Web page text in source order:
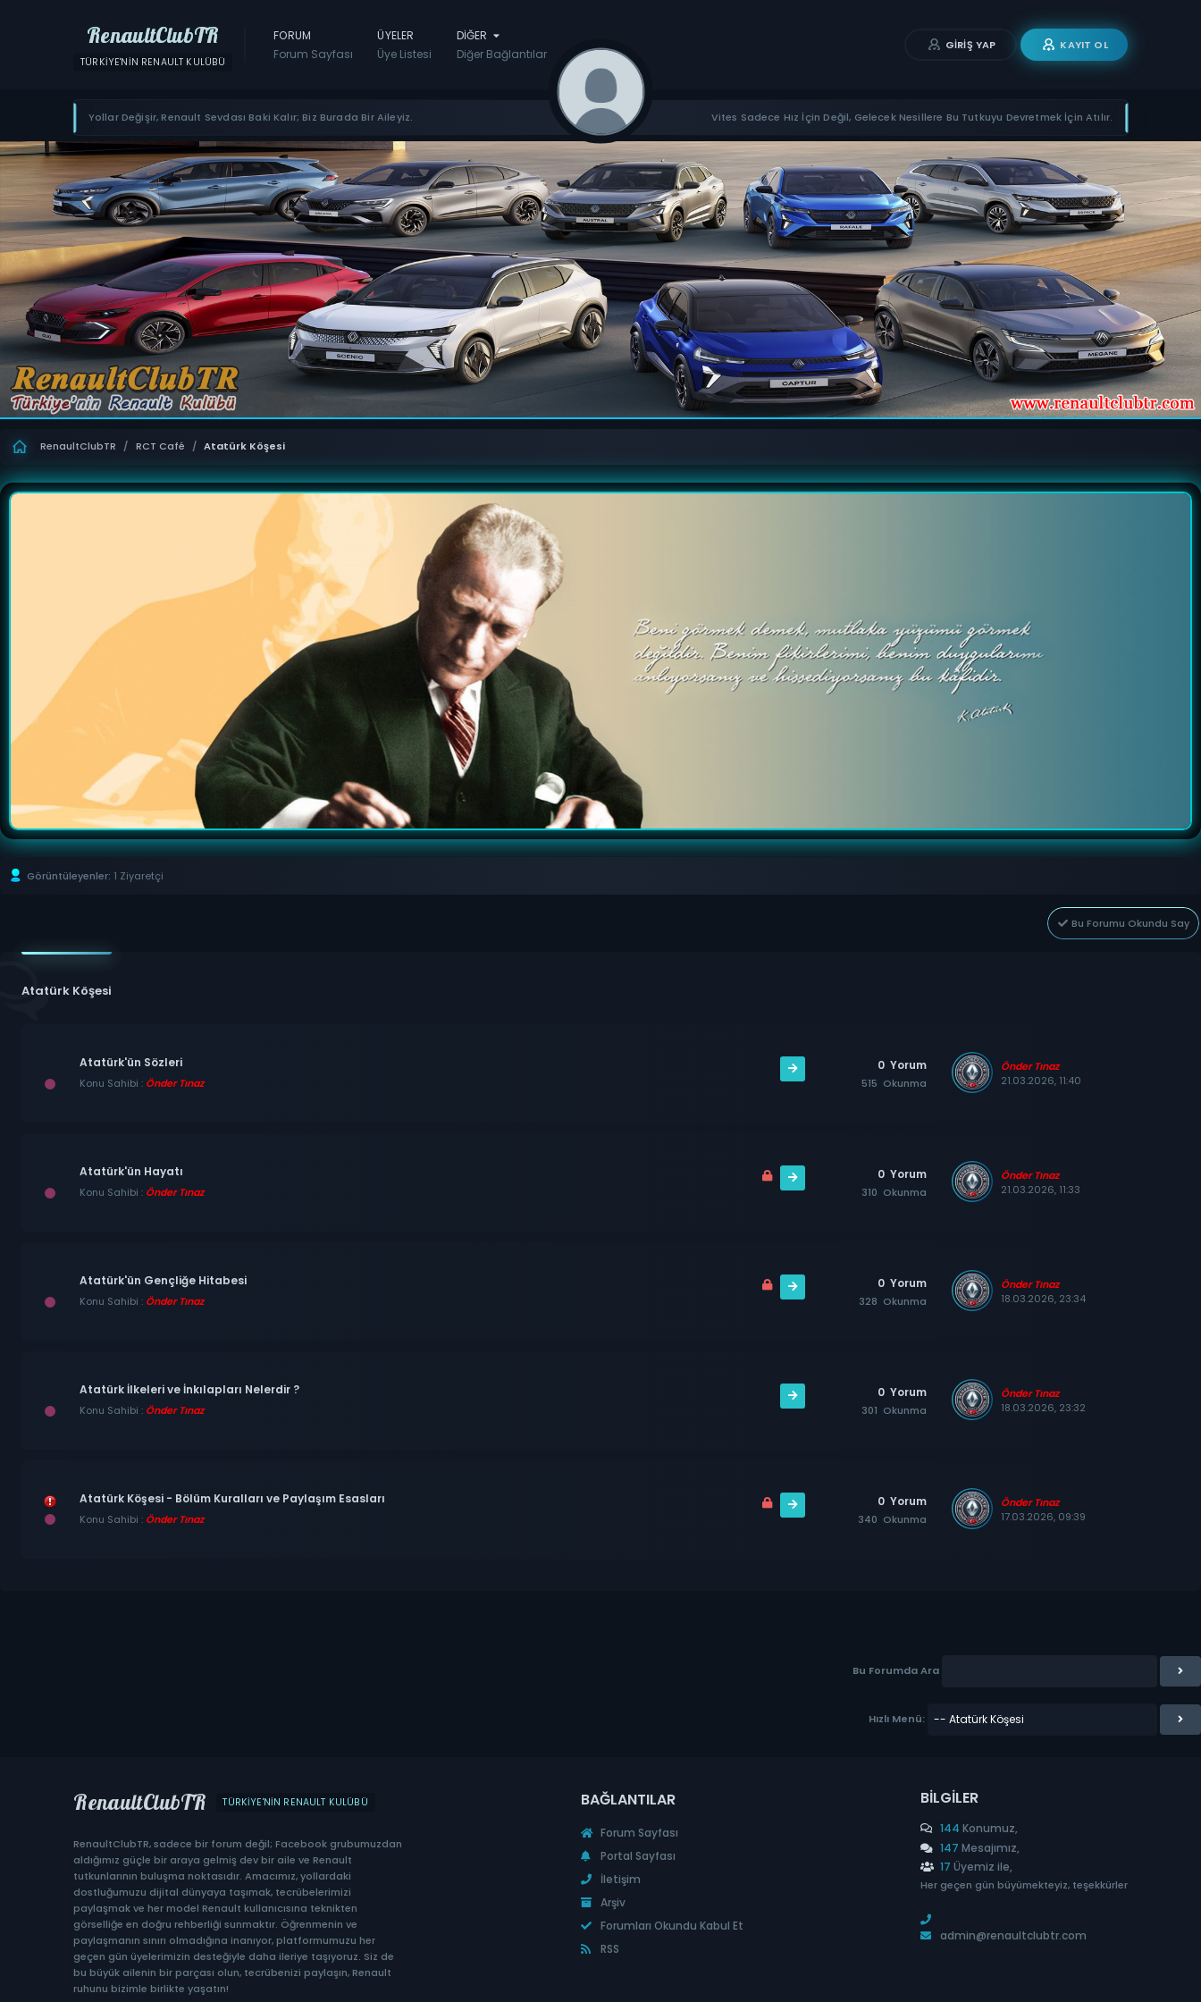
RenaultClubTR
TÜRKIYE'NIN RENAULT KULÜBÜ
FORUM
Forum Sayfası
ÜYELER
Üye Listesi
DIĞER
Diğer Bağlantılar
GIRIŞ YAP KAYIT OL
Yollar Değişir, Renault Sevdası Baki Kalır; Biz Burada Bir Aileyiz. Vites Sadece Hız İçin Değil, Gelecek Nesillere Bu Tutkuyu Devretmek İçin Atılır.
RenaultClubTR / RCT Café / Atatürk Köşesi
Görüntüleyenler: 1 Ziyaretçi
Bu Forumu Okundu Say
Atatürk Köşesi
Atatürk'ün Sözleri
Konu Sahibi : Önder Tınaz
0 Yorum
515 Okunma
Önder Tınaz
21.03.2026, 11:40
Atatürk'ün Hayatı
Konu Sahibi : Önder Tınaz
0 Yorum
310 Okunma
Önder Tınaz
21.03.2026, 11:33
Atatürk'ün Gençliğe Hitabesi
Konu Sahibi : Önder Tınaz
0 Yorum
328 Okunma
Önder Tınaz
18.03.2026, 23:34
Atatürk İlkeleri ve İnkılapları Nelerdir ?
Konu Sahibi : Önder Tınaz
0 Yorum
301 Okunma
Önder Tınaz
18.03.2026, 23:32
Atatürk Köşesi - Bölüm Kuralları ve Paylaşım Esasları
Konu Sahibi : Önder Tınaz
0 Yorum
340 Okunma
Önder Tınaz
17.03.2026, 09:39
Bu Forumda Ara
Hızlı Menü:
RenaultClubTR TÜRKIYE'NIN RENAULT KULÜBÜ
RenaultClubTR, sadece bir forum değil; Facebook grubumuzdan
aldığımız güçle bir araya gelmiş dev bir aile ve Renault
tutkunlarının buluşma noktasıdır. Amacımız, yollardaki
dostluğumuzu dijital dünyaya taşımak, tecrübelerimizi
paylaşmak ve her model Renault kullanıcısına teknikten
görselliğe en doğru rehberliği sunmaktır. Öğrenmenin ve
paylaşmanın sınırı olmadığına inanıyor, platformumuzu her
geçen gün üyelerimizin desteğiyle daha ileriye taşıyoruz. Siz de
bu büyük ailenin bir parçası olun, tecrübenizi paylaşın, Renault
ruhunu bizimle birlikte yaşatın!
BAĞLANTILAR
Forum Sayfası
Portal Sayfası
İletişim
Arşiv
Forumları Okundu Kabul Et
RSS
BILGILER
144 Konumuz,
147 Mesajımız,
17 Üyemiz ile,
Her geçen gün büyümekteyiz, teşekkürler
admin@renaultclubtr.com